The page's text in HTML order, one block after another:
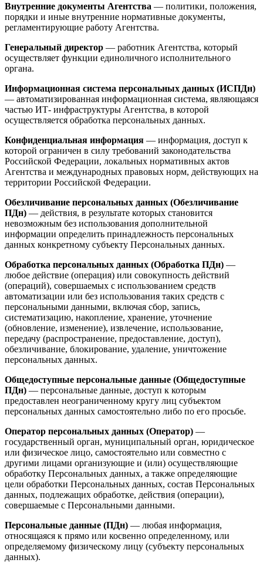
Внутренние документы Агентства — политики, положения,
порядки и иные внутренние нормативные документы,
регламентирующие работу Агентства.
Генеральный директор — работник Агентства, который
осуществляет функции единоличного исполнительного
органа.
Информационная система персональных данных (ИСПДн)
— автоматизированная информационная система, являющаяся
частью ИТ- инфраструктуры Агентства, в которой
осуществляется обработка персональных данных.
Конфиденциальная информация — информация, доступ к
которой ограничен в силу требований законодательства
Российской Федерации, локальных нормативных актов
Агентства и международных правовых норм, действующих на
территории Российской Федерации.
Обезличивание персональных данных (Обезличивание
ПДн) — действия, в результате которых становится
невозможным без использования дополнительной
информации определить принадлежность персональных
данных конкретному субъекту Персональных данных.
Обработка персональных данных (Обработка ПДн) —
любое действие (операция) или совокупность действий
(операций), совершаемых с использованием средств
автоматизации или без использования таких средств с
персональными данными, включая сбор, запись,
систематизацию, накопление, хранение, уточнение
(обновление, изменение), извлечение, использование,
передачу (распространение, предоставление, доступ),
обезличивание, блокирование, удаление, уничтожение
персональных данных.
Общедоступные персональные данные (Общедоступные
ПДн) — персональные данные, доступ к которым
предоставлен неограниченному кругу лиц субъектом
персональных данных самостоятельно либо по его просьбе.
Оператор персональных данных (Оператор) —
государственный орган, муниципальный орган, юридическое
или физическое лицо, самостоятельно или совместно с
другими лицами организующие и (или) осуществляющие
обработку Персональных данных, а также определяющие
цели обработки Персональных данных, состав Персональных
данных, подлежащих обработке, действия (операции),
совершаемые с Персональными данными.
Персональные данные (ПДн) — любая информация,
относящаяся к прямо или косвенно определенному, или
определяемому физическому лицу (субъекту персональных
данных).